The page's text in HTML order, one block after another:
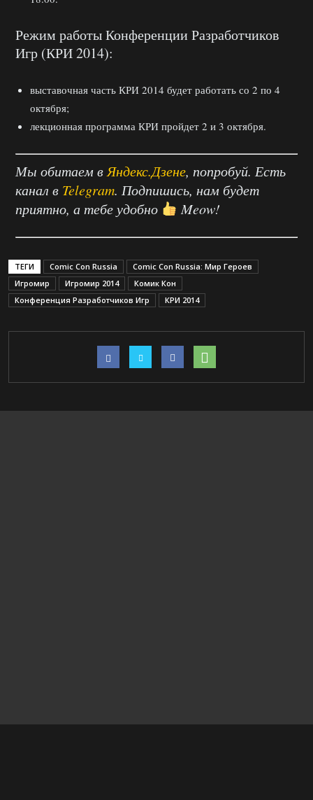
Режим работы Конференции Разработчиков
Игр (КРИ 2014):
выставочная часть КРИ 2014 будет работать со 2 по 4
октября;
лекционная программа КРИ пройдет 2 и 3 октября.
Мы обитаем в Яндекс.Дзене, попробуй. Есть
канал в Telegram. Подпишись, нам будет
приятно, а тебе удобно
Meow!
ТЕГИ Comic Con Russia
Comic Con Russia: Мир Героев
Игромир
Игромир 2014
Комик Кон
Конференция Разработчиков Игр
КРИ 2014